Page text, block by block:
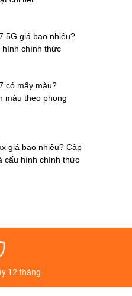
5G giá bao nhiêu?
hình chính thức
có mấy màu?
màu theo phong
giá bao nhiêu? Cập
cấu hình chính thức
12 tháng